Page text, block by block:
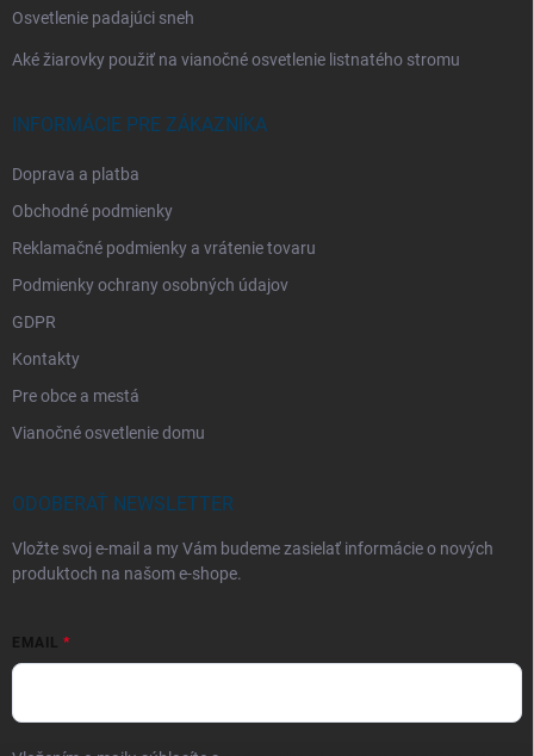
Osvetlenie padajúci sneh
Aké žiarovky použiť na vianočné osvetlenie listnatého stromu
INFORMÁCIE PRE ZÁKAZNÍKA
Doprava a platba
Obchodné podmienky
Reklamačné podmienky a vrátenie tovaru
Podmienky ochrany osobných údajov
GDPR
Kontakty
Pre obce a mestá
Vianočné osvetlenie domu
ODOBERAŤ NEWSLETTER
Vložte svoj e-mail a my Vám budeme zasielať informácie o nových
produktoch na našom e-shope.
EMAIL